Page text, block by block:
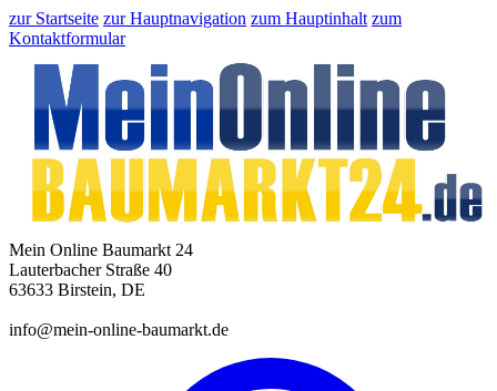
zur Startseite zur Hauptnavigation zum Hauptinhalt zum
Kontaktformular
Mein Online Baumarkt 24
Lauterbacher Straße 40
63633 Birstein, DE
info@mein-online-baumarkt.de